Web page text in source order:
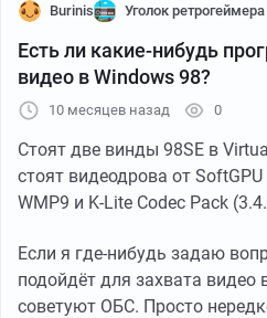
Burinis Уголок ретрогеймера
Есть ли какие-нибудь
видео в Windows 98?
10 месяцев назад 0
Стоят две винды 98SE в
стоят видеодрова от
WMP9 и K-Lite Codec Pack
Если я где-нибудь задаю
подойдёт для захвата видео
советуют ОБС. Просто